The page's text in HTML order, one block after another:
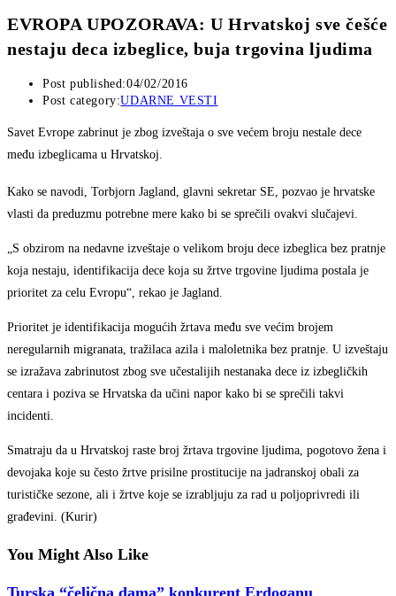
EVROPA UPOZORAVA: U Hrvatskoj sve češće
nestaju deca izbeglice, buja trgovina ljudima
Post published:04/02/2016
Post category:UDARNE VESTI
Savet Evrope zabrinut je zbog izveštaja o sve većem broju nestale dece
među izbeglicama u Hrvatskoj.
Kako se navodi, Torbjorn Jagland, glavni sekretar SE, pozvao je hrvatske
vlasti da preduzmu potrebne mere kako bi se sprečili ovakvi slučajevi.
„S obzirom na nedavne izveštaje o velikom broju dece izbeglica bez pratnje
koja nestaju, identifikacija dece koja su žrtve trgovine ljudima postala je
prioritet za celu Evropu“, rekao je Jagland.
Prioritet je identifikacija mogućih žrtava među sve većim brojem
neregularnih migranata, tražilaca azila i maloletnika bez pratnje. U izveštaju
se izražava zabrinutost zbog sve učestalijih nestanaka dece iz izbegličkih
centara i poziva se Hrvatska da učini napor kako bi se sprečili takvi
incidenti.
Smatraju da u Hrvatskoj raste broj žrtava trgovine ljudima, pogotovo žena i
devojaka koje su često žrtve prisilne prostitucije na jadranskoj obali za
turističke sezone, ali i žrtve koje se izrabljuju za rad u poljoprivredi ili
građevini. (Kurir)
You Might Also Like
Turska “čelična dama” konkurent Erdoganu